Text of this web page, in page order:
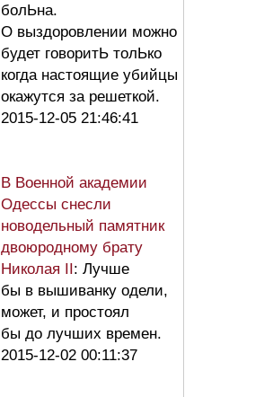
болЬна.
О выздоровлении можно
будет говоритЬ толЬко
когда настоящие убийцы
окажутся за решеткой.
2015-12-05 21:46:41
В Военной академии
Одессы снесли
новодельный памятник
двоюродному брату
Николая II: Лучше
бы в вышиванку одели,
может, и простоял
бы до лучших времен.
2015-12-02 00:11:37